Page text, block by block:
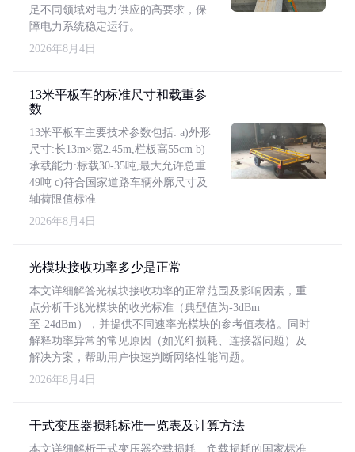
足不同领域对电力供应的高要求，保
障电力系统稳定运行。
2026年8月4日
13米平板车的标准尺寸和载重参
数
13米平板车主要技术参数包括: a)外形
尺寸:长13m×宽2.45m,栏板高55cm b)
承载能力:标载30-35吨,最大允许总重
49吨 c)符合国家道路车辆外廓尺寸及
轴荷限值标准
2026年8月4日
光模块接收功率多少是正常
本文详细解答光模块接收功率的正常范围及影响因素，重
点分析千兆光模块的收光标准（典型值为-3dBm
至-24dBm），并提供不同速率光模块的参考值表格。同时
解释功率异常的常见原因（如光纤损耗、连接器问题）及
解决方案，帮助用户快速判断网络性能问题。
2026年8月4日
干式变压器损耗标准一览表及计算方法
本文详细解析干式变压器空载损耗、负载损耗的国家标准